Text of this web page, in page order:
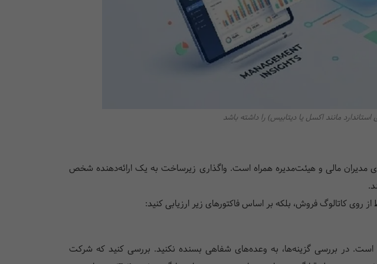
مانند اکسل یا دیتابیس) را داشته باشد
مدیران مالی و هیئت‌مدیره همراه است. واگذاری زیرساخت به یک ارائه‌دهنده شخص
روی کاتالوگ فروش، بلکه بر اساس فاکتورهای زیر ارزیابی کنید:
است. در بررسی گزینه‌ها، به وعده‌های شفاهی بسنده نکنید. بررسی کنید که شرکت